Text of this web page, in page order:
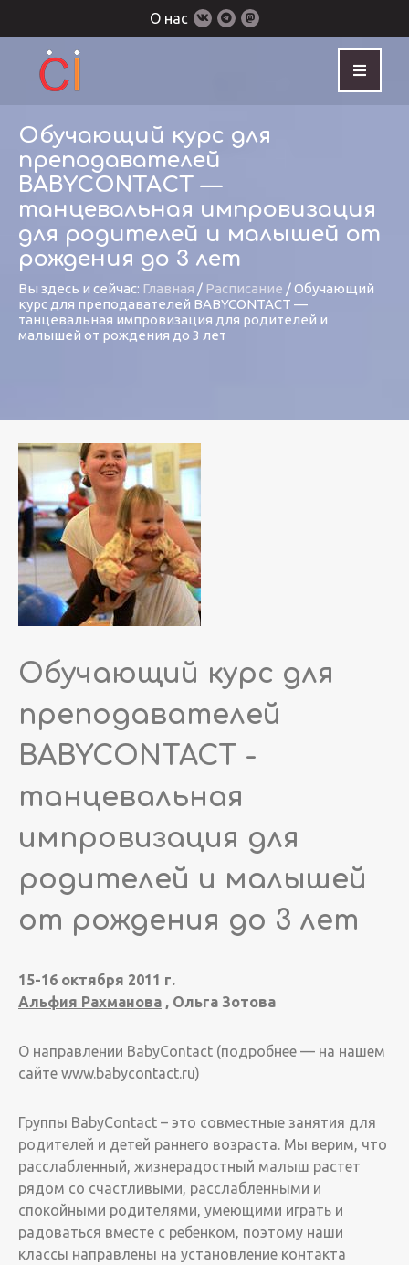
О нас
Обучающий курс для
преподавателей
BABYCONTACT —
танцевальная импровизация
для родителей и малышей от
рождения до 3 лет
Вы здесь и сейчас: Главная / Расписание /Обучающий
курс для преподавателей BABYCONTACT —
танцевальная импровизация для родителей и
малышей от рождения до 3 лет
Обучающий курс для
преподавателей
BABYCONTACT -
танцевальная
импровизация для
родителей и малышей
от рождения до 3 лет
15-16 октября 2011 г.
Альфия Рахманова , Ольга Зотова
О направлении BabyContact (подробнее — на нашем
сайте www.babycontact.ru)
Группы BabyContact – это совместные занятия для
родителей и детей раннего возраста. Мы верим, что
расслабленный, жизнерадостный малыш растет
рядом со счастливыми, расслабленными и
спокойными родителями, умеющими играть и
радоваться вместе с ребенком, поэтому наши
классы направлены на установление контакта